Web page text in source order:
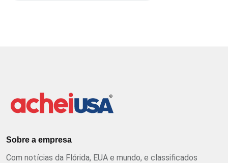
Sobre a empresa
Com notícias da Flórida, EUA e mundo, e classificados